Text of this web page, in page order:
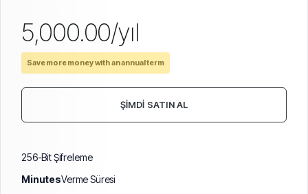
₹5,000.00/yıl
Save more money with an annual term
ŞIMDI SATIN AL
256-Bit Şifreleme
MinutesVerme Süresi